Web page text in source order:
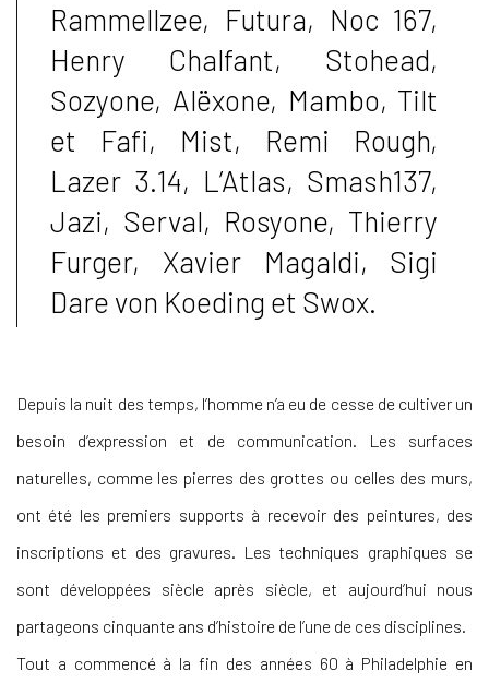
Rammellzee, Futura, Noc 167,
Henry Chalfant, Stohead,
Sozyone, Alëxone, Mambo, Tilt
et Fafi, Mist, Remi Rough,
Lazer 3.14, L’Atlas, Smash137,
Jazi, Serval, Rosyone, Thierry
Furger, Xavier Magaldi, Sigi
Dare von Koeding et Swox.
Depuis la nuit des temps, l’homme n’a eu de cesse de cultiver un
besoin d’expression et de communication. Les surfaces
naturelles, comme les pierres des grottes ou celles des murs,
ont été les premiers supports à recevoir des peintures, des
inscriptions et des gravures. Les techniques graphiques se
sont développées siècle après siècle, et aujourd’hui nous
partageons cinquante ans d’histoire de l’une de ces disciplines.
Tout a commencé à la fin des années 60 à Philadelphie en